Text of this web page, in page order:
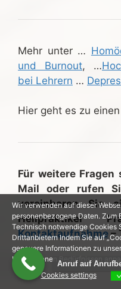
Mehr unter …
und Burnout, …
bei Lehrern …
Hier geht es zu
Für weitere Fragen
Mail oder rufen
vereinbaren Sie
Heilpraktiker
Kontaktaufnahme–
Wir verwenden auf dieser
personenbezogene Daten. Zum
Technisch notwendige Cookies
Drittanbietern Indem Sie auf
genauere Informationen zu
Ihren eigenen Bedürfnissen
Cookies settings
Anruf auf